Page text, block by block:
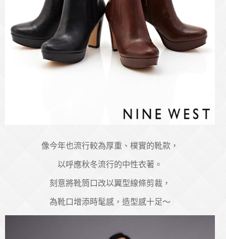
像今年也流行較為厚重、樸實的靴款，
以呼應秋冬流行的中性衣著。
刻意將靴筒口改以翼型線條剪裁，
為靴口增添時髦感，造型感十足～